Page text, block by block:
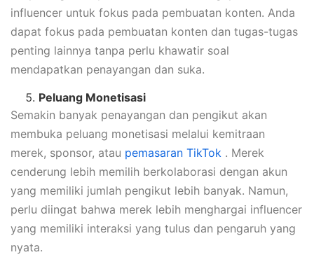
influencer untuk fokus pada pembuatan konten. Anda
dapat fokus pada pembuatan konten dan tugas-tugas
penting lainnya tanpa perlu khawatir soal
mendapatkan penayangan dan suka.
Peluang Monetisasi
Semakin banyak penayangan dan pengikut akan
membuka peluang monetisasi melalui kemitraan
merek, sponsor, atau pemasaran TikTok . Merek
cenderung lebih memilih berkolaborasi dengan akun
yang memiliki jumlah pengikut lebih banyak. Namun,
perlu diingat bahwa merek lebih menghargai influencer
yang memiliki interaksi yang tulus dan pengaruh yang
nyata.